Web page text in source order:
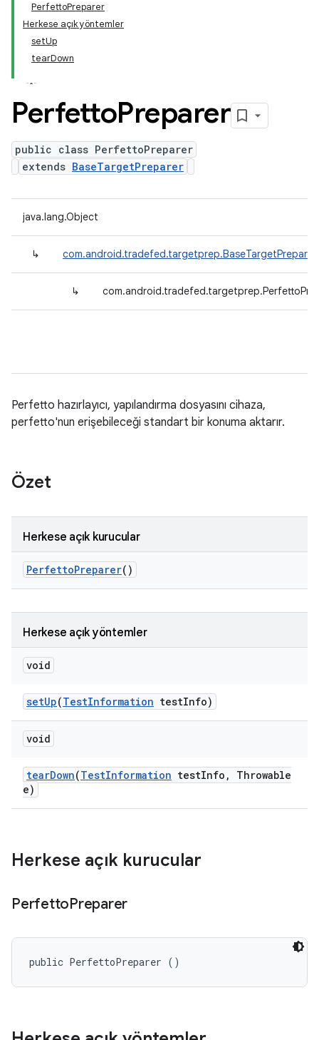
PerfettoPreparer
Herkese açık yöntemler
setUp
tearDown
PerfettoPreparer
public class PerfettoPreparer
extends BaseTargetPreparer
java.lang.Object
↳ com.android.tradefed.targetprep.BaseTargetPreparer
↳
Perfetto hazırlayıcı, yapılandırma dosyasını cihaza,
perfetto'nun erişebileceği standart bir konuma aktarır.
Özet
Herkese açık kurucular
PerfettoPreparer()
Herkese açık yöntemler
void
setUp(TestInformation testInfo)
void
tearDown(TestInformation testInfo ,
Throwable
e)
Herkese açık kurucular
PerfettoPreparer
public PerfettoPreparer ()